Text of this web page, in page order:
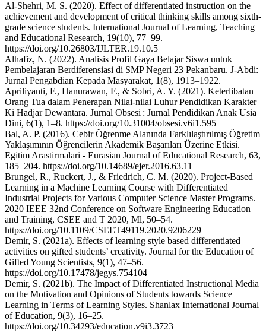
Al-Shehri, M. S. (2020). Effect of differentiated instruction on the
achievement and development of critical thinking skills among sixth-
grade science students. International Journal of Learning, Teaching
and Educational Research, 19(10), 77–99.
https://doi.org/10.26803/IJLTER.19.10.5
Alhafiz, N. (2022). Analisis Profil Gaya Belajar Siswa untuk
Pembelajaran Berdiferensiasi di SMP Negeri 23 Pekanbaru. J-Abdi:
Jurnal Pengabdian Kepada Masyarakat, 1(8), 1913–1922.
Apriliyanti, F., Hanurawan, F., & Sobri, A. Y. (2021). Keterlibatan
Orang Tua dalam Penerapan Nilai-nilai Luhur Pendidikan Karakter
Ki Hadjar Dewantara. Jurnal Obsesi : Jurnal Pendidikan Anak Usia
Dini, 6(1), 1–8. https://doi.org/10.31004/obsesi.v6i1.595
Bal, A. P. (2016). Cebir Öğrenme Alanında Farklılaştırılmış Öğretim
Yaklaşımının Öğrencilerin Akademik Başarıları Üzerine Etkisi.
Egitim Arastirmalari - Eurasian Journal of Educational Research, 63,
185–204. https://doi.org/10.14689/ejer.2016.63.11
Brungel, R., Ruckert, J., & Friedrich, C. M. (2020). Project-Based
Learning in a Machine Learning Course with Differentiated
Industrial Projects for Various Computer Science Master Programs.
2020 IEEE 32nd Conference on Software Engineering Education
and Training, CSEE and T 2020, Ml, 50–54.
https://doi.org/10.1109/CSEET49119.2020.9206229
Demir, S. (2021a). Effects of learning style based differentiated
activities on gifted students’ creativity. Journal for the Education of
Gifted Young Scientists, 9(1), 47–56.
https://doi.org/10.17478/jegys.754104
Demir, S. (2021b). The Impact of Differentiated Instructional Media
on the Motivation and Opinions of Students towards Science
Learning in Terms of Learning Styles. Shanlax International Journal
of Education, 9(3), 16–25.
https://doi.org/10.34293/education.v9i3.3723